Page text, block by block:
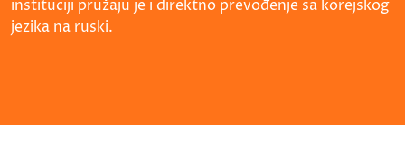
instituciji pružaju je i direktno prevođenje sa korejskog
jezika na ruski.